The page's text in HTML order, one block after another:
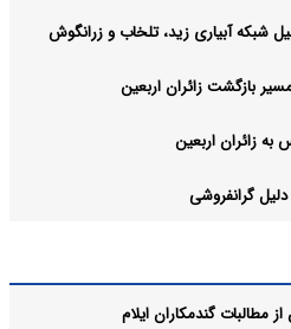
بازگشت زائران اربعین
گرانفروشی